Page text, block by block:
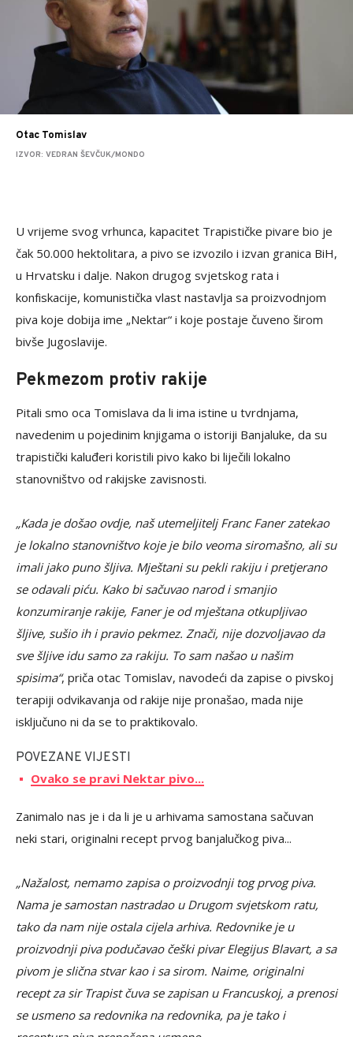
Otac Tomislav
IZVOR: VEDRAN ŠEVČUK/MONDO
U vrijeme svog vrhunca, kapacitet Trapističke pivare bio je
čak 50.000 hektolitara, a pivo se izvozilo i izvan granica BiH,
u Hrvatsku i dalje. Nakon drugog svjetskog rata i
konfiskacije, komunistička vlast nastavlja sa proizvodnjom
piva koje dobija ime „Nektar“ i koje postaje čuveno širom
bivše Jugoslavije.
Pekmezom protiv rakije
Pitali smo oca Tomislava da li ima istine u tvrdnjama,
navedenim u pojedinim knjigama o istoriji Banjaluke, da su
trapistički kaluđeri koristili pivo kako bi liječili lokalno
stanovništvo od rakijske zavisnosti.
„Kada je došao ovdje, naš utemeljitelj Franc Faner zatekao
je lokalno stanovništvo koje je bilo veoma siromašno, ali su
imali jako puno šljiva. Mještani su pekli rakiju i pretjerano
se odavali piću. Kako bi sačuvao narod i smanjio
konzumiranje rakije, Faner je od mještana otkupljivao
šljive, sušio ih i pravio pekmez. Znači, nije dozvoljavao da
sve šljive idu samo za rakiju. To sam našao u našim
spisima“, priča otac Tomislav, navodeći da zapise o pivskoj
terapiji odvikavanja od rakije nije pronašao, mada nije
isključuno ni da se to praktikovalo.
POVEZANE VIJESTI
Ovako se pravi Nektar pivo...
Zanimalo nas je i da li je u arhivama samostana sačuvan
neki stari, originalni recept prvog banjalučkog piva...
„Nažalost, nemamo zapisa o proizvodnji tog prvog piva.
Nama je samostan nastradao u Drugom svjetskom ratu,
tako da nam nije ostala cijela arhiva. Redovnike je u
proizvodnji piva podučavao češki pivar Elegijus Blavart, a sa
pivom je slična stvar kao i sa sirom. Naime, originalni
recept za sir Trapist čuva se zapisan u Francuskoj, a prenosi
se usmeno sa redovnika na redovnika, pa je tako i